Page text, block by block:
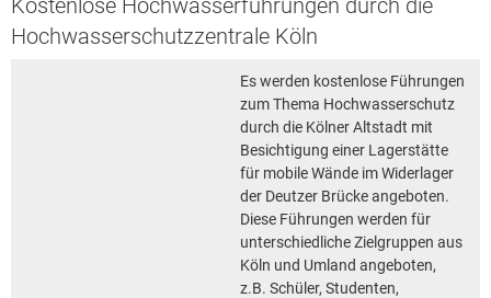
Kostenlose Hochwasserführungen durch die
Hochwasserschutzzentrale Köln
Es werden kostenlose Führungen
zum Thema Hochwasserschutz
durch die Kölner Altstadt mit
Besichtigung einer Lagerstätte
für mobile Wände im Widerlager
der Deutzer Brücke angeboten.
Diese Führungen werden für
unterschiedliche Zielgruppen aus
Köln und Umland angeboten,
z.B. Schüler, Studenten,